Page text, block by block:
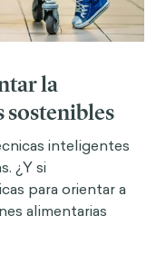
la
sostenibles
inteligentes
¿Y si
para orientar a
alimentarias